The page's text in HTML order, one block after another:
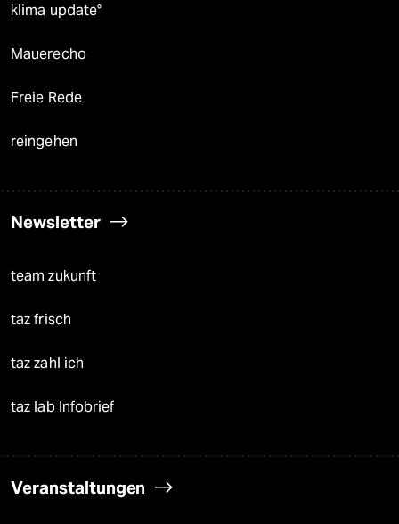
klima update°
Mauerecho
Freie Rede
reingehen
Newsletter
team zukunft
taz frisch
taz zahl ich
taz lab Infobrief
Veranstaltungen